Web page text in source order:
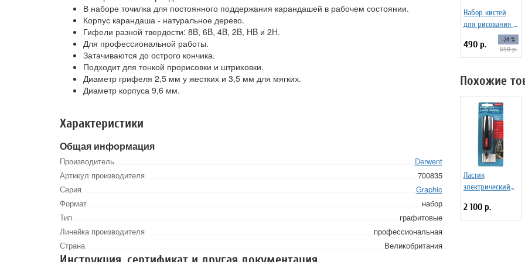
В наборе точилка для постоянного поддержания карандашей в рабочем состоянии.
Корпус карандаша - натуральное дерево.
Гифели разной твердости: 8B, 6B, 4B, 2B, HB и 2H.
Для профессиональной работы.
Затачиваются до острого кончика.
Подходит для тонкой прорисовки и штриховки.
Диаметр грифеля 2,5 мм у жестких и 3,5 мм для мягких.
Диаметр корпуса 9,6 мм.
Характеристики
Общая информация
Производитель
Derwent
Артикул производителя
700835
Серия
Graphic
Формат
набор
Тип
графитовые
Линейка производителя
профессиональная
Страна
Великобритания
Набор кистей
для рисования c
резервуаром
Water Brush set
№1, 6 штук
490 р. -24 %
650 р.
Похожие
Ластик
электрический
сменных
насадок
2 100 р.